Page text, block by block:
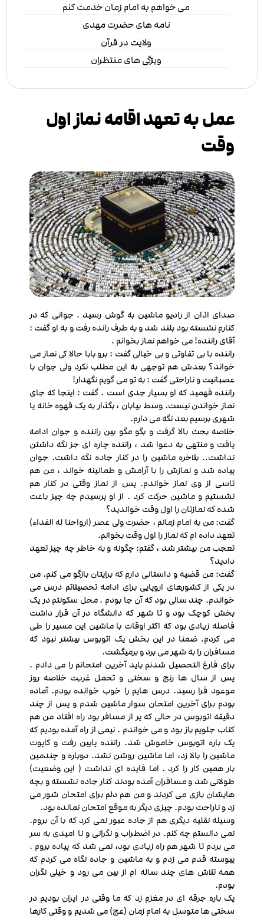
می خواهم به امام زمان خدمت کنم
نامه های حضرت مهدی
ولایت در قرآن
ویژگی های منتظران
عمل به تعهد اقامه نماز اول
وقت
صدای اذان از رادیو ماشین به گوش رسید . جوانی که در
کنارم نشسته بود بلند شد و به طرف رانده رفت و به او گفت :
آقای راننده! می خواهم نماز بخوانم .
راننده با بی تفاوتی و بی خیالی گفت : برو بابا حالا کی نماز می
خواند؟ بعدش هم توجهی به این مطلب نکرد ولی جوان با
عصبانیت و ناراحتی گفت : به تو می گویم نگهدار!
راننده فهمید که او بسیار جدی است . گفت : اینجا که جای
نماز خواندن نیست. وسط بیابان ، بگذار به یک قهوه خانه یا
شهری برسیم بعد نگه می دارم.
خلاصه بحث بالا گرفت و بگو مگو بین راننده و جوان ادامه
یافت و منتهی به دعوا شد ، راننده چاره ای جز نگه داشتن
نداشت.. بلاخره ماشین را در کنار جاده نگه داشت. جوان
پیاده شد و نمازش را با آرامش و طمانینه خواند ، من هم
تاسی از وی نماز خواندم. پس از نماز وقتی در کنار هم
نشستیم و ماشین حرکت کرد . از او پرسیدم چه چیز باعث
شده که نمازتان را اول وقت خواندید؟
گفت: من به امام زمانم ، حضرت ولی عصر (ارواحنا له الفداء)
تعهد داده ام که نماز را اول وقت بخوانم.
تعجب من بیشتر شد ، گفتم: چگونه و به خاطر چه چیز تعهد
دادید؟
گفت: من قضیه و داستانی دارم که برایتان بازگو می کنم. من
در یکی از کشورهای اروپایی برای ادامه تحصیلاتم درس می
خواندم. چند سالی بود که آن جا بودم . محل سکونتم در یک
بخش کوچک بود و تا شهر که دانشگاه در آن قرار داشت
فاصله زیادی بود که اکثر اوقات با ماشین این مسیر را طی
می کردم. ضمنا در این بخش یک اتوبوس بیشتر نبود که
مسافران را به شهر می برد و برمیگشت.
برای فارغ التحصیل شدنم باید آخرین امتحانم را می دادم .
پس از سال ها رنج و سختی و تحمل غربت خلاصه روز
موعود فرا رسید. درس هایم را خوب خوانده بودم. آماده
بودم برای آخرین امتحان سوار ماشین شدم و پس از چند
دقیقه اتوبوس در حالی که پر از مسافر بود راه افتاد من هم
کتاب جلویم باز بود و می خواندم . نیمی از راه آمده بودیم که
یک باره اتوبوس خاموش شد. راننده پایین رفت و کاپوت
ماشین را بالا زد، اما ماشین روشن نشد. دوباره و چندمین
بار همین کار را کرد . اما فایده ای نداشت ( این وضعیت)
طولانی شد و مسافران آمده بودند کنار جاده نشسته و بچه
هایشان بازی می کردند و من هم دلم برای امتحان شور می
زد و ناراحت بودم. چیزی دیگر به موقع امتحان نمانده بود.
وسیله نقلیه دیگری هم از جاده عبور نمی کرد که با آن بروم.
نمی دانستم چه کنم. در اضطراب و نگرانی و نا امیدی به سر
می بردم تا شهر هم راه زیادی بود، نمی شد که پیاده بروم .
پیوسته قدم می زدم و به ماشین و جاده نگاه می کردم که
همه تلاش های چند ساله ام از بین می رود و خیلی نگران
بودم.
یک باره جرقه ای در مغزم زد که ما وقتی در ایران بودیم در
سختی ها متوسل به امام زمان (عج) می شدیم و وقتی کارها